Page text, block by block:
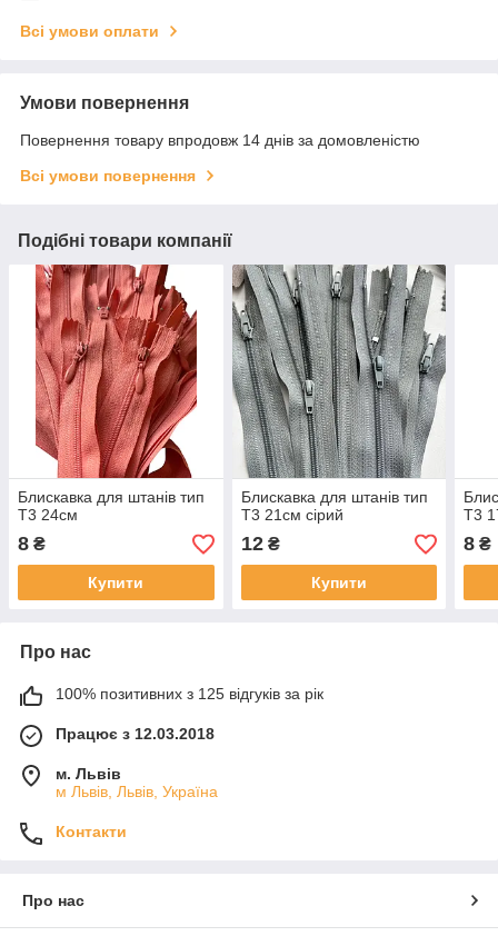
Всі умови оплати
Умови повернення
Повернення товару впродовж 14 днів за домовленістю
Всі умови повернення
Подібні товари компанії
Блискавка для штанів тип
Т3 24см
8 ₴
Купити
Блискавка для штанів тип
Т3 21см сірий
12₴
Купити
Т3
8 ₴
Про нас
100% позитивних з 125 відгуків за рік
Працює з 12.03.2018
м. Львів
м Львів, Львів, Україна
Контакти
Про нас